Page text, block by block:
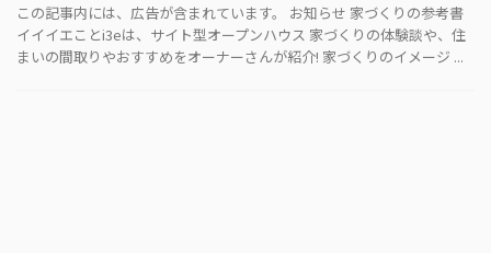
この記事内には、広告が含まれています。 お知らせ 家づくりの参考書
イイイエことi3eは、サイト型オープンハウス 家づくりの体験談や、住
まいの間取りやおすすめをオーナーさんが紹介! 家づくりのイメージ ...